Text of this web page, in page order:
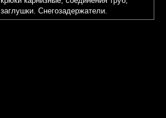
заглушки. Снегозадержатели.